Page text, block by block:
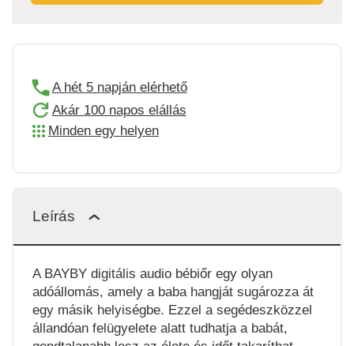
A hét 5 napján elérhető
Akár 100 napos elállás
Minden egy helyen
Leírás
A BAYBY digitális audio bébiőr egy olyan
adóállomás, amely a baba hangját sugározza át
egy másik helyiségbe. Ezzel a segédeszközzel
állandóan felügyelete alatt tudhatja a babát,